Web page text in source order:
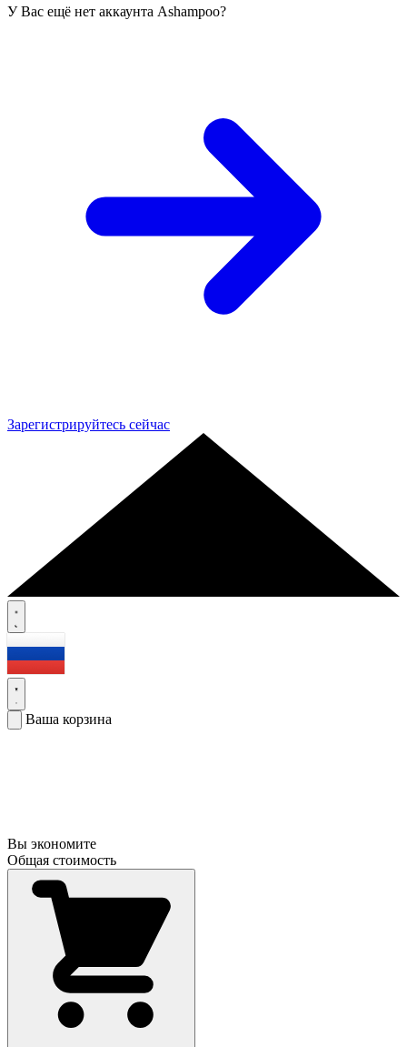
У Вас ещё нет аккаунта Ashampoo?
Зарегистрируйтесь сейчас
Ваша корзина
Вы экономите
Общая стоимость